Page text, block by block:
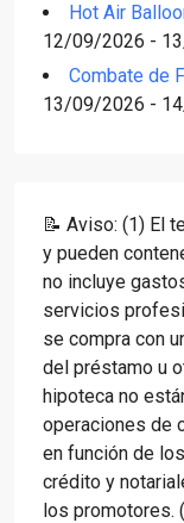
Hot Air
12/09/2026 -
Combate de
13/09/2026 -
📝 Aviso: (1) El
y pueden
no incluye
servicios
se compra con
del préstamo u
hipoteca no
operaciones de
en función de
crédito y
los promotores.